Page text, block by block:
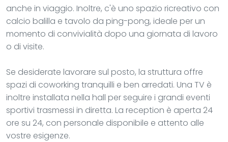
anche in viaggio. Inoltre, c'è uno spazio ricreativo con
calcio balilla e tavolo da ping-pong, ideale per un
momento di convivialità dopo una giornata di lavoro
o di visite.
Se desiderate lavorare sul posto, la struttura offre
spazi di coworking tranquilli e ben arredati. Una TV è
inoltre installata nella hall per seguire i grandi eventi
sportivi trasmessi in diretta. La reception è aperta 24
ore su 24, con personale disponibile e attento alle
vostre esigenze.